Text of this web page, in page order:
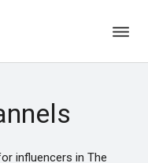
influencers in The